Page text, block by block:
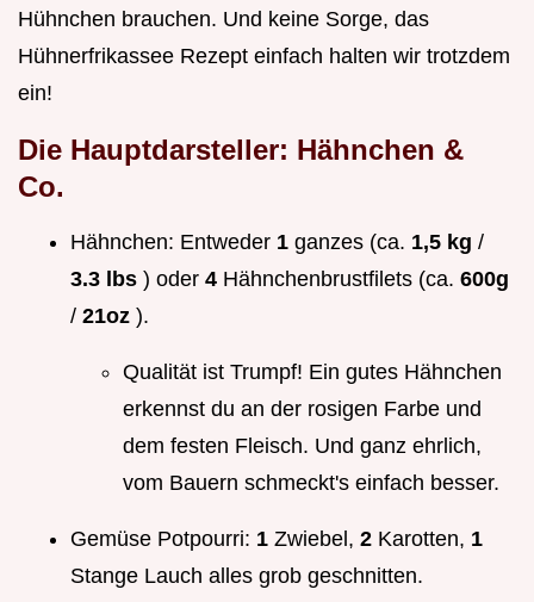
Hühnchen brauchen. Und keine Sorge, das
Hühnerfrikassee Rezept einfach halten wir trotzdem
ein!
Die Hauptdarsteller: Hähnchen &
Co.
Hähnchen: Entweder 1 ganzes (ca. 1,5 kg /
3.3 lbs ) oder 4 Hähnchenbrustfilets (ca. 600g
/ 21oz ).
Qualität ist Trumpf! Ein gutes Hähnchen
erkennst du an der rosigen Farbe und
dem festen Fleisch. Und ganz ehrlich,
vom Bauern schmeckt's einfach besser.
Gemüse Potpourri: 1 Zwiebel, 2 Karotten, 1
Stange Lauch alles grob geschnitten.